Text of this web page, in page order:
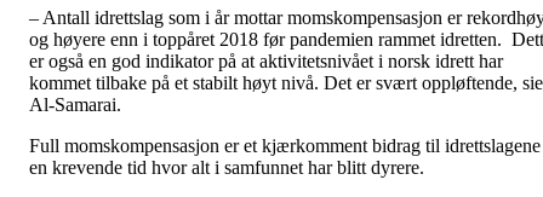
– Antall idrettslag som i år mottar momskompensasjon er
og høyere enn i toppåret 2018 før pandemien rammet idretten.
er også en god indikator på at aktivitetsnivået i norsk idrett har
kommet tilbake på et stabilt høyt nivå. Det er svært oppløftende,
Al-Samarai.
Full momskompensasjon er et kjærkomment bidrag til
en krevende tid hvor alt i samfunnet har blitt dyrere.